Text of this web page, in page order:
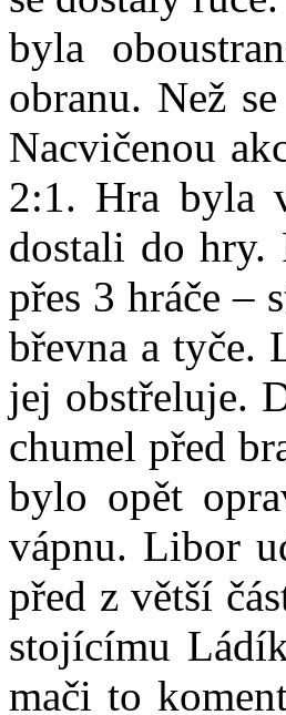
byla
obranu. Než
Nacvičenou
2:1. Hra byla
dostali do hry.
přes 3 hráče –
břevna a tyče.
jej obstřeluje.
chumel před
bylo opět
vápnu. Libor
před z větší
stojícímu
mači to